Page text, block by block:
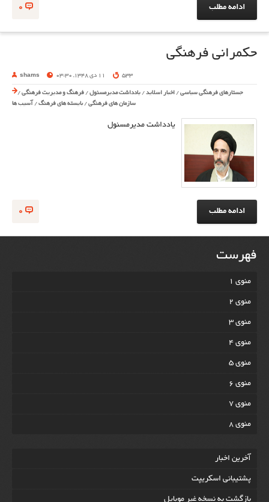
0 ادامه مطلب
حکمرانی فرهنگی
shams 11 دی 1348, 03:30 533
جستارهای فرهنگی سیاسی / اخبار اسلاید / یادداشت مدیرمسئول / فرهنگ و مدیریت فرهنگی /
سازمان های فرهنگی /بایسته های فرهنگ / آسیب ها
یادداشت مدیرمسئول
0 ادامه مطلب
فهرست
منوی 1
منوی 2
منوی 3
منوی 4
منوی 5
منوی 6
منوی 7
منوی 8
آخرين اخبار
پشتیبانی اسکریپت
بازگشت به نسخه غير موبایل